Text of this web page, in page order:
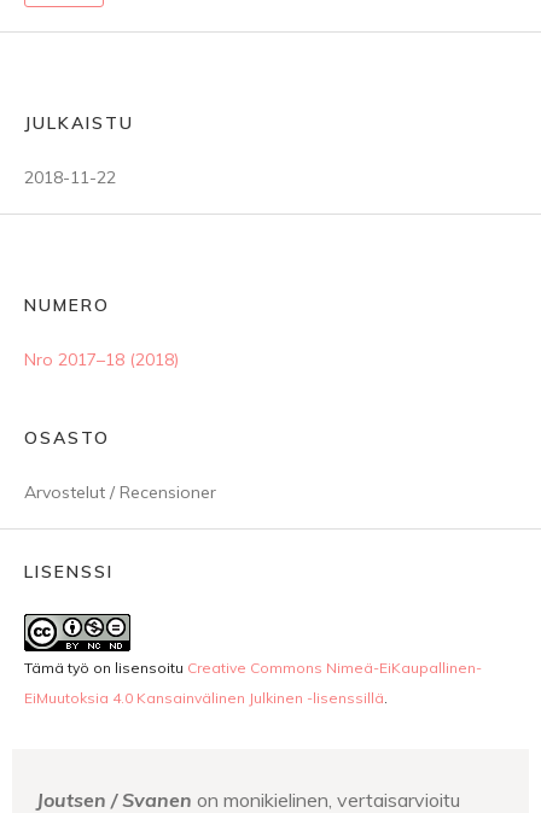
JULKAISTU
2018-11-22
NUMERO
Nro 2017–18 (2018)
OSASTO
Arvostelut / Recensioner
LISENSSI
Tämä työ on lisensoitu Creative Commons Nimeä-EiKaupallinen-
EiMuutoksia 4.0 Kansainvälinen Julkinen -lisenssillä.
Joutsen / Svanen on monikielinen, vertaisarvioitu